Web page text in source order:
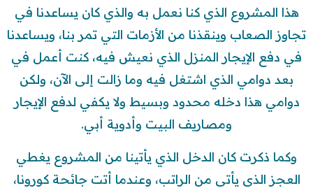
هذا المشروع الذي كنا نعمل به والذي كان يساعدنا في
تجاوز الصعاب وينقذنا من الأزمات التي تمر بنا، ويساعدنا
في دفع الإيجار المنزل الذي نعيش فيه، كنت أعمل في
بعد دوامي الذي اشتغل فيه وما زالت إلى الآن، ولكن
دوامي هذا دخله محدود وبسيط ولا يكفي لدفع الإيجار
ومصاريف البيت وأدوية أبي.
وكما ذكرت كان الدخل الذي يأتينا من المشروع يغطي
العجز الذي يأتي من الراتب، وعندما أتت جائحة كورونا،